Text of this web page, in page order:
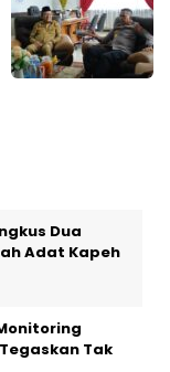
Dua
Adat Kapeh
Tak